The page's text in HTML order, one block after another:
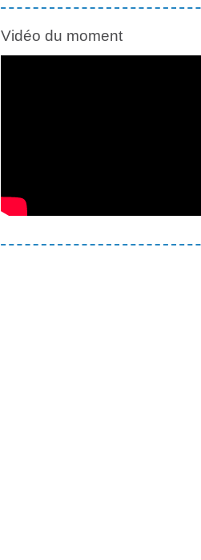
Vidéo du moment